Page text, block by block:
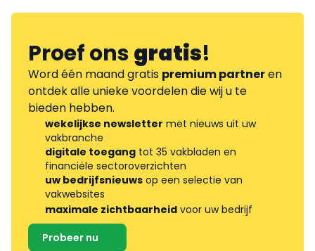
Proef onsgratis!
Word één maand gratis premium partneren
ontdek alle unieke voordelen die wij u te
bieden hebben.
wekelijkse newsletter met nieuws uit uw
vakbranche
digitale toegang tot 35 vakbladen en
financiële sectoroverzichten
uw bedrijfsnieuws op een selectie van
vakwebsites
maximale zichtbaarheid voor uw bedrijf
Probeer nu